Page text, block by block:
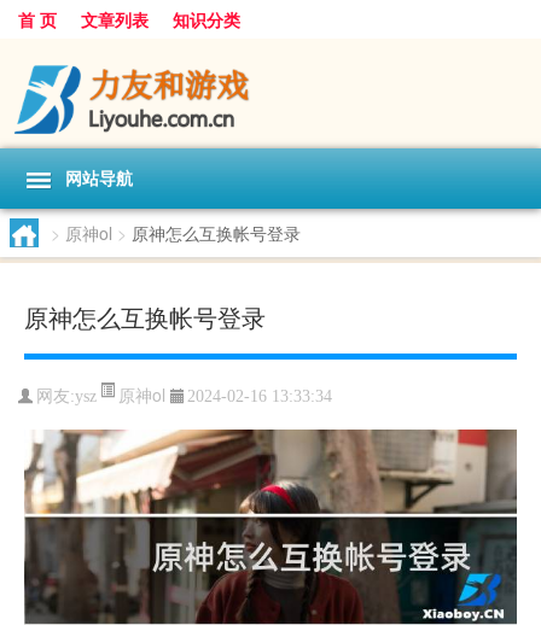
首 页 文章列表 知识分类
网站导航
> 原神ol > 原神怎么互换帐号登录
原神怎么互换帐号登录
网友:ysz 原神ol 2024-02-16 13:33:34